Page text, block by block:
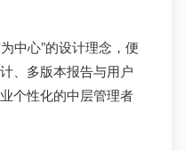
中心”的设计理念，便
、多版本报告与用户
个性化的中层管理者